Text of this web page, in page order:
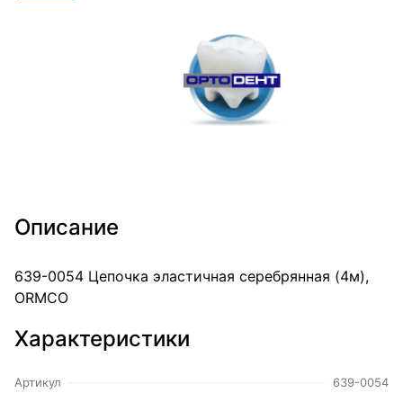
Описание
639-0054 Цепочка эластичная серебрянная (4м),
ORMCO
Характеристики
Артикул
639-0054